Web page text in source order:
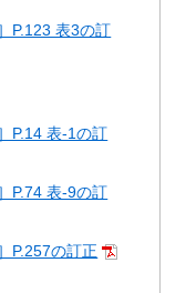
P.123 表3の訂
P.14 表-1の訂
P.74 表-9の訂
P.257の訂正